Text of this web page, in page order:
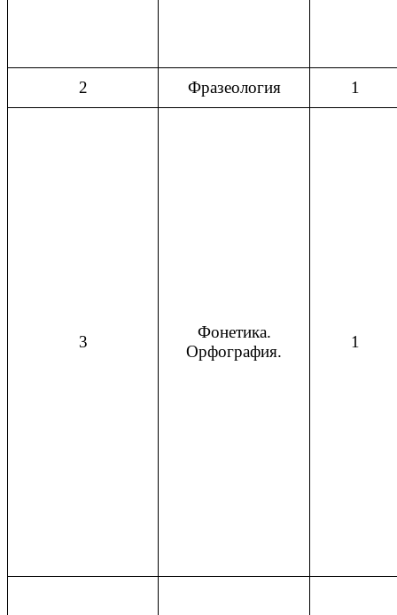
2 Фразеология 1
3
Фонетика.
Орфография.
1